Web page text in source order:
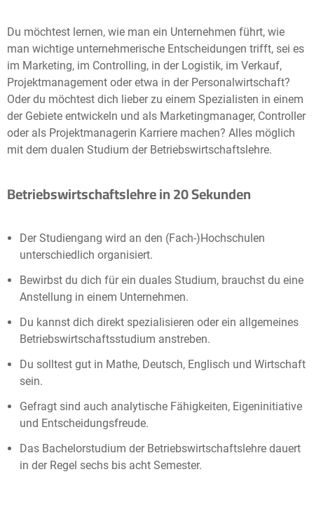
Du möchtest lernen, wie man ein Unternehmen führt, wie
man wichtige unternehmerische Entscheidungen trifft, sei es
im Marketing, im Controlling, in der Logistik, im Verkauf,
Projektmanagement oder etwa in der Personalwirtschaft?
Oder du möchtest dich lieber zu einem Spezialisten in einem
der Gebiete entwickeln und als Marketingmanager, Controller
oder als Projektmanagerin Karriere machen? Alles möglich
mit dem dualen Studium der Betriebswirtschaftslehre.
Betriebswirtschaftslehre in 20 Sekunden
Der Studiengang wird an den (Fach-)Hochschulen
unterschiedlich organisiert.
Bewirbst du dich für ein duales Studium, brauchst du eine
Anstellung in einem Unternehmen.
Du kannst dich direkt spezialisieren oder ein allgemeines
Betriebswirtschaftsstudium anstreben.
Du solltest gut in Mathe, Deutsch, Englisch und Wirtschaft
sein.
Gefragt sind auch analytische Fähigkeiten, Eigeninitiative
und Entscheidungsfreude.
Das Bachelorstudium der Betriebswirtschaftslehre dauert
in der Regel sechs bis acht Semester.